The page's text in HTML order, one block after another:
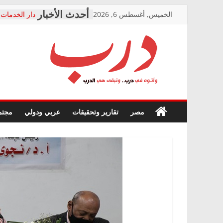
الخميس, أغسطس 6, 2026
دار
معاناة
فرحات
حزب
صور ..
الوزاري
إنشاء
متابعة
قرينة
حق أصيل
درب
في
درب..
مصر تقارير وتحقيقات عربي ودولي